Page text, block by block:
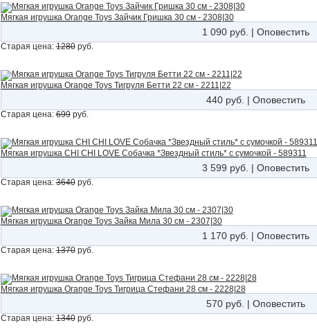
Мягкая игрушка Orange Toys Зайчик Гришка 30 см - 2308|30
1 090 руб. | Оповестить
Старая цена:1280руб.
Мягкая игрушка Orange Toys Тигруля Бетти 22 см - 2211|22
440 руб. | Оповестить
Старая цена:699руб.
Мягкая игрушка CHI CHI LOVE Собачка *Звездный стиль* с сумочкой - 589311
3 599 руб. | Оповестить
Старая цена:3640руб.
Мягкая игрушка Orange Toys Зайка Мила 30 см - 2307|30
1 170 руб. | Оповестить
Старая цена:1370руб.
Мягкая игрушка Orange Toys Тигрица Стефани 28 см - 2228|28
570 руб. | Оповестить
Старая цена:1340руб.